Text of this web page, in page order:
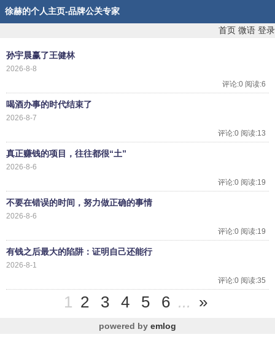
徐赫的个人主页-品牌公关专家
首页 微语 登录
孙宇晨赢了王健林
2026-8-8
评论:0 阅读:6
喝酒办事的时代结束了
2026-8-7
评论:0 阅读:13
真正赚钱的项目，往往都很“土”
2026-8-6
评论:0 阅读:19
不要在错误的时间，努力做正确的事情
2026-8-6
评论:0 阅读:19
有钱之后最大的陷阱：证明自己还能行
2026-8-1
评论:0 阅读:35
1 2 3 4 5 6 ... »
powered by emlog